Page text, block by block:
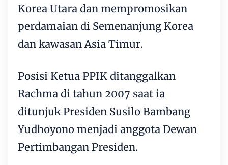
Korea Utara dan mempromosikan
perdamaian di Semenanjung Korea
dan kawasan Asia Timur.
Posisi Ketua PPIK ditanggalkan
Rachma di tahun 2007 saat ia
ditunjuk Presiden Susilo Bambang
Yudhoyono menjadi anggota Dewan
Pertimbangan Presiden.